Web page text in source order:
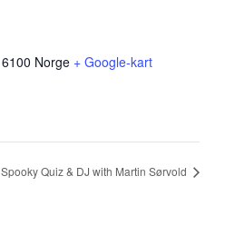
6100 Norge + Google-kart
Spooky Quiz & DJ with Martin Sørvold